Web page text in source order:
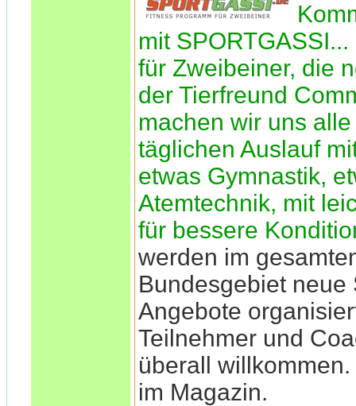
mit
für Zweibeiner, die
der Tierfreund
machen wir uns
täglichen Auslauf
etwas Gymnastik,
Atemtechnik, mit
für bessere
werden im
Bundesgebiet neue
Angebote
Teilnehmer und
überall
im Magazin.